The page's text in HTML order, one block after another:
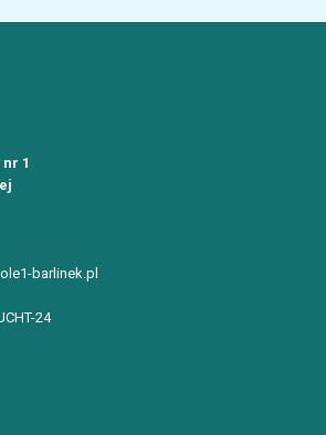
1
barlinek.pl
24